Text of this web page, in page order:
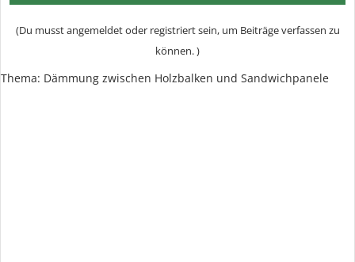
(Du musst angemeldet oder registriert sein, um Beiträge verfassen zu
können. )
Thema: Dämmung zwischen Holzbalken und Sandwichpanele